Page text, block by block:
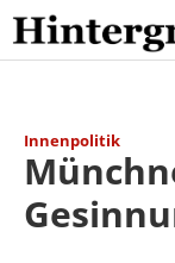
Skip
to
content
Innenpolitik